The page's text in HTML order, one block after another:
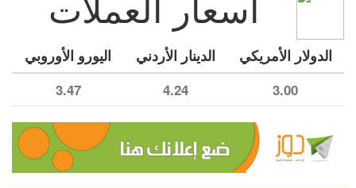
الدولار الأمريكي الدينار الأردني اليورو الأوروبي
3.00
4.24
3.47